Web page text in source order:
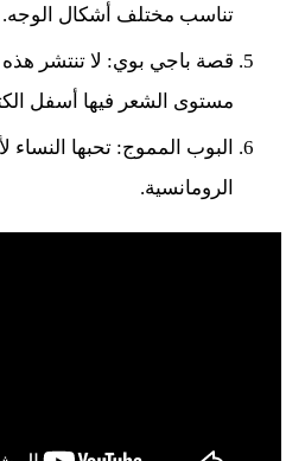
تناسب مختلف أشكال الوجه.
قصة باجي بوي: لا تنتشر هذه
مستوى الشعر فيها أسفل
البوب المموج: تحبها
الرومانسية.